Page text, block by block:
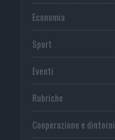
Economia
Sport
Eventi
Rubriche
Cooperazione e dintorni